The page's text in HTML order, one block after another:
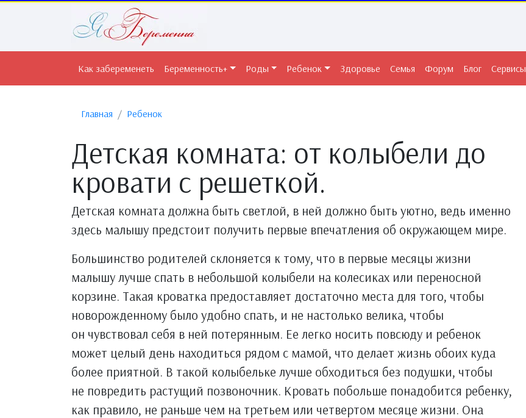
Как забеременеть Беременность+ Роды Ребенок Здоровье Семья Форум Блог Сервисы
Главная Ребенок
Детская комната: от колыбели до
кровати с решеткой.
Детская комната должна быть светлой, в ней должно быть уютно, ведь именно
здесь малышу предстоит получить первые впечатления об окружающем мире.
Большинство родителей склоняется к тому, что в первые месяцы жизни
малышу лучше спать в небольшой колыбели на колесиках или переносной
корзине. Такая кроватка предоставляет достаточно места для того, чтобы
новорожденному было удобно спать, и не настолько велика, чтобы
он чувствовал себя в ней потерянным. Ее легко носить повсюду и ребенок
может целый день находиться рядом с мамой, что делает жизнь обоих куда
более приятной. В такой колыбельке лучше обходиться без подушки, чтобы
не повредить растущий позвоночник. Кровать побольше понадобится ребенку,
как правило, не раньше чем на третьем или четвертом месяце жизни. Она